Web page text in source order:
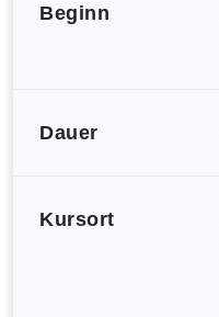
Beginn
Dauer
Kursort